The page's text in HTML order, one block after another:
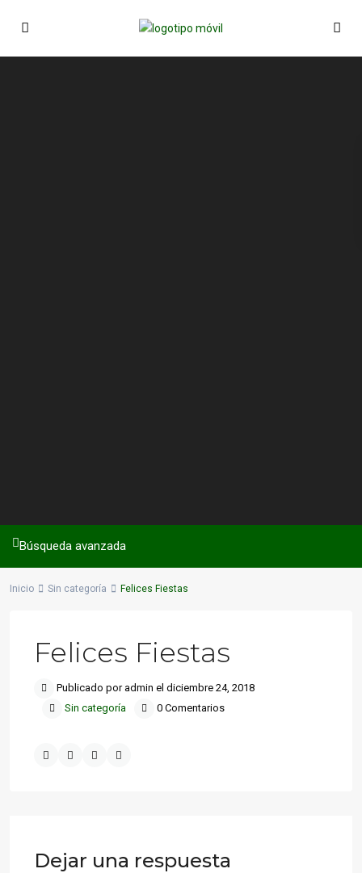
Búsqueda avanzada
Inicio Sin categoría Felices Fiestas
Felices Fiestas
Publicado por admin el diciembre 24, 2018
Sin categoría
0 Comentarios
Dejar una respuesta